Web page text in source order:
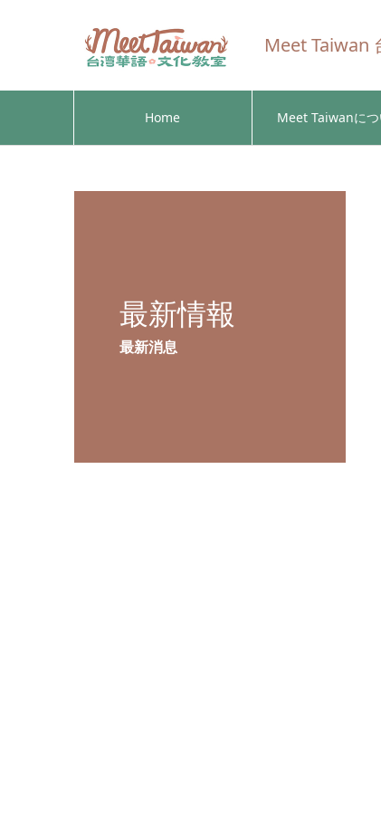
Meet Taiwan
Home Meet Taiwanにつ
最新情報
最新消息